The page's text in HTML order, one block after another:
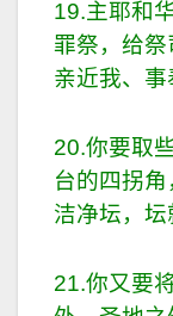
19.主耶和
罪祭，给
亲近我、事
20.你要取
台的四拐
洁净坛，坛
21.你又要